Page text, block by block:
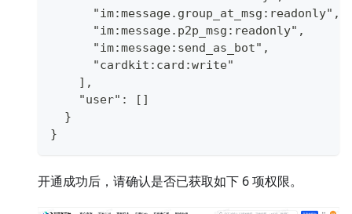
      "im:message.group_at_msg:readonly",
      "im:message.p2p_msg:readonly",
      "im:message:send_as_bot",
      "cardkit:card:write"
    ],
    "user": []
  }
}
开通成功后，请确认是否已获取如下 6 项权限。